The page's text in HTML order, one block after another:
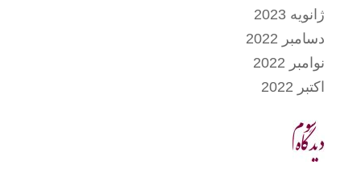
ژانویه 2023
دسامبر 2022
نوامبر 2022
اکتبر 2022